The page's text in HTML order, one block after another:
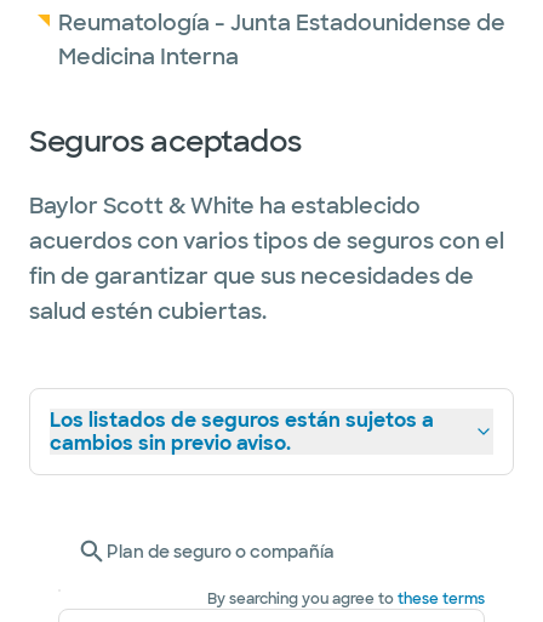
Reumatología - Junta Estadounidense de
Medicina Interna
Seguros aceptados
Baylor Scott & White ha establecido
acuerdos con varios tipos de seguros con el
fin de garantizar que sus necesidades de
salud estén cubiertas.
Los listados de seguros están sujetos a
cambios sin previo aviso.
Plan de seguro o compañía
By searching you agree tothese terms